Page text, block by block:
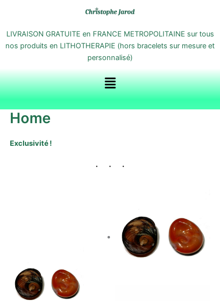
contenu
LIVRAISON GRATUITE en FRANCE METROPOLITAINE sur tous
nos produits en LITHOTHERAPIE (hors bracelets sur mesure et
personnalisé)
Menu
Home
Exclusivité !
initial
était :
actuel
est :
était :
57,08 €.
prix
est :
56,00 €.